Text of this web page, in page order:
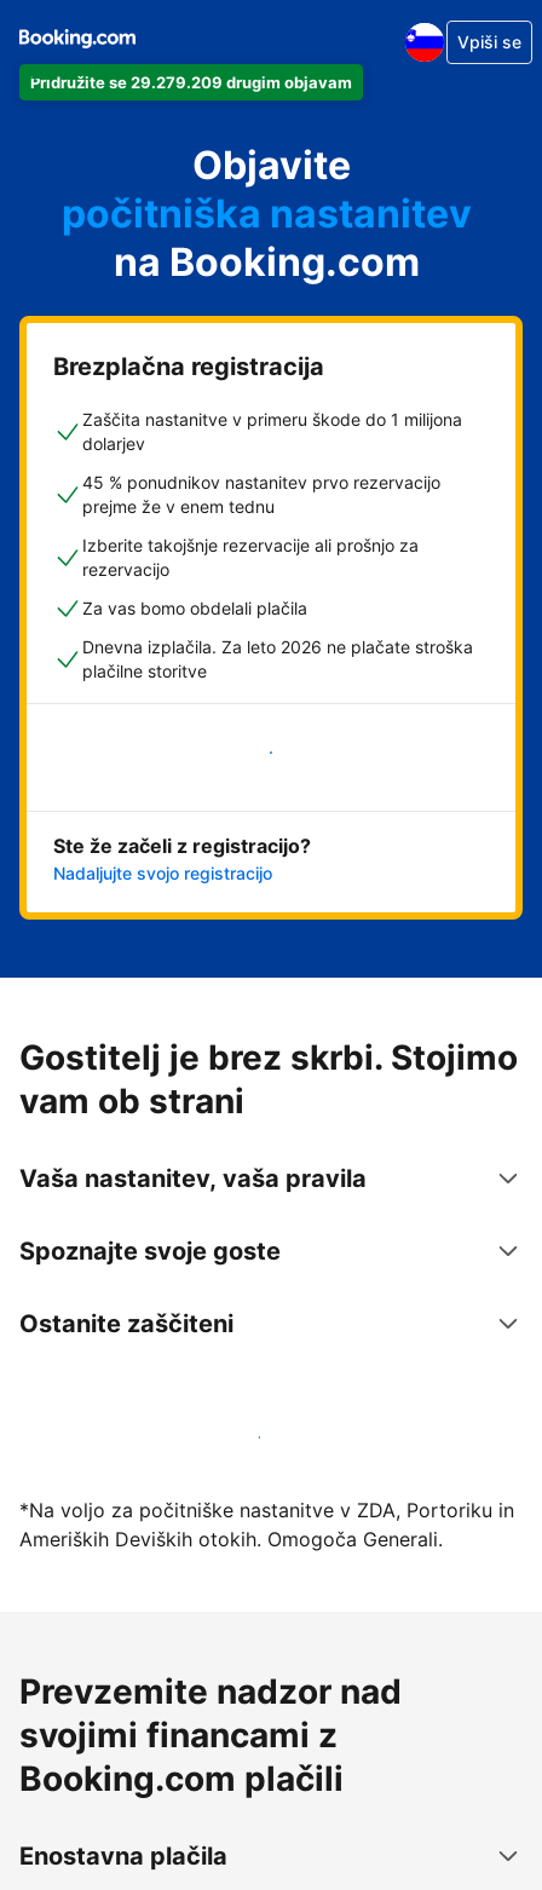
Pridružite se 29.279.209 drugim objavam
Vpiši se
Objavite
svoj apartma
svoj hotel
počitniška nastanitev
svoje gostišče
svoj B&B
na Booking.com
Brezplačna registracija
Zaščita nastanitve v primeru škode do 1 milijona
dolarjev
45 % ponudnikov nastanitev prvo rezervacijo
prejme že v enem tednu
Izberite takojšnje rezervacije ali prošnjo za
rezervacijo
Za vas bomo obdelali plačila
Dnevna izplačila. Za leto 2026 ne plačate stroška
plačilne storitve
Ste že začeli z registracijo?
Nadaljujte svojo registracijo
Gostitelj je brez skrbi. Stojimo
vam ob strani
Vaša nastanitev, vaša pravila
Spoznajte svoje goste
Ostanite zaščiteni
Danes ponudite nastanitev prek naše platforme
*Na voljo za počitniške nastanitve v ZDA, Portoriku in
Ameriških Deviških otokih. Omogoča Generali.
Prevzemite nadzor nad
svojimi financami z
Booking.com plačili
Enostavna plačila